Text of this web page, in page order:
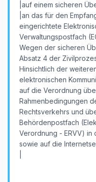
|auf einem sicheren
|an das für den
eingerichtete
Verwaltungspostfach
Wegen der sicheren
Absatz 4 der
Hinsichtlich der
elektronischen
auf die Verordnung
Rahmenbedingungen
Rechtsverkehrs und
Behördenpostfach
Verordnung - ERVV) in
sowie auf die